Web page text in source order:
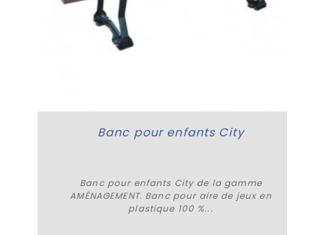
Banc pour enfants City
Banc pour enfants City de la gamme
AMÉNAGEMENT. Banc pour aire de jeux en
plastique 100 %...